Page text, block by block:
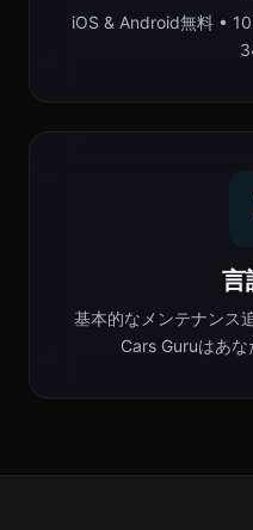
iOS & Android無料 •
言
基本的なメンテナンス
Cars Guruはあな